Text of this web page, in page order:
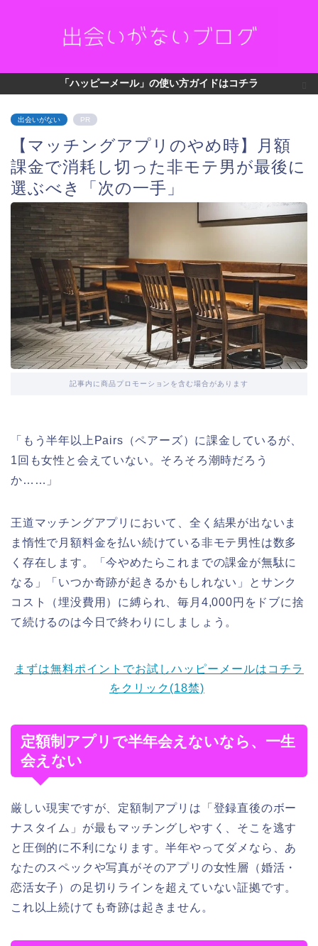
「ハッピーメール」の使い方ガイドはコチラ
出会いがない PR
【マッチングアプリのやめ時】月額
課金で消耗し切った非モテ男が最後に
選ぶべき「次の一手」
記事内に商品プロモーションを含む場合があります
「もう半年以上Pairs（ペアーズ）に課金しているが、
1回も女性と会えていない。そろそろ潮時だろう
か……」
王道マッチングアプリにおいて、全く結果が出ないま
ま惰性で月額料金を払い続けている非モテ男性は数多
く存在します。「今やめたらこれまでの課金が無駄に
なる」「いつか奇跡が起きるかもしれない」とサンク
コスト（埋没費用）に縛られ、毎月4,000円をドブに捨
て続けるのは今日で終わりにしましょう。
まずは無料ポイントでお試しハッピーメールはコチラ
をクリック(18禁)
定額制アプリで半年会えないなら、一生
会えない
厳しい現実ですが、定額制アプリは「登録直後のボー
ナスタイム」が最もマッチングしやすく、そこを逃す
と圧倒的に不利になります。半年やってダメなら、あ
なたのスペックや写真がそのアプリの女性層（婚活・
恋活女子）の足切りラインを超えていない証拠です。
これ以上続けても奇跡は起きません。